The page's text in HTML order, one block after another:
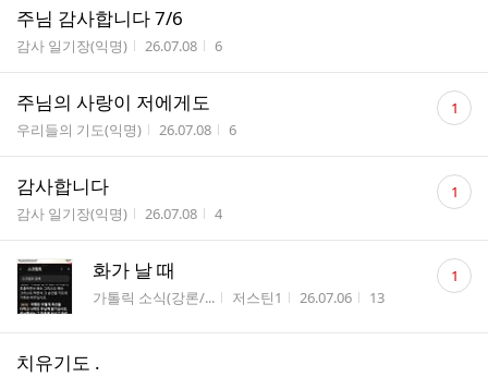
주님 감사합니다 7/6
게시판명
감사 일기장(익명) 작성시간
26.07.08 조회수
6
주님의 사랑이 저에게도
게시판명
우리들의 기도(익명) 작성시간
26.07.08 조회수
6
댓
글 1
감사합니다
게시판명
감사 일기장(익명) 작성시간
26.07.08 조회수
4
댓
글 1
화가 날 때
게시판명
가톨릭 소식(강론/... 작성자
저스틴1 작성시간
26.07.06 조회수
13
댓
글 1
치유기도 .